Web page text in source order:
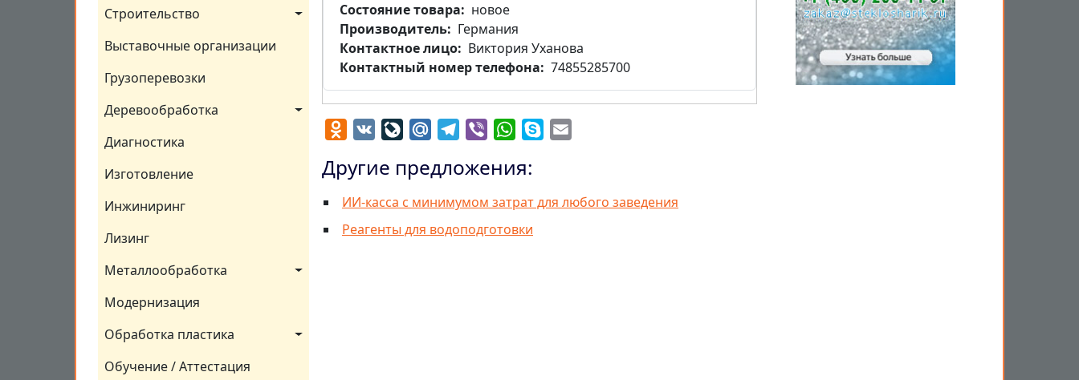
Строительство
Выставочные организации
Грузоперевозки
Деревообработка
Диагностика
Изготовление
Инжиниринг
Лизинг
Металлообработка
Модернизация
Обработка пластика
Обучение / Аттестация
Состояние товара
новое
Производитель
Германия
Контактное лицо
Виктория Уханова
Контактный номер телефона
74855285700
Odnoklassniki
VK LiveJournal
Mail.RuTelegram
Viber WhatsApp
Skype
Другие предложения:
ИИ-касса с минимумом затрат для любого заведения
Реагенты для водоподготовки